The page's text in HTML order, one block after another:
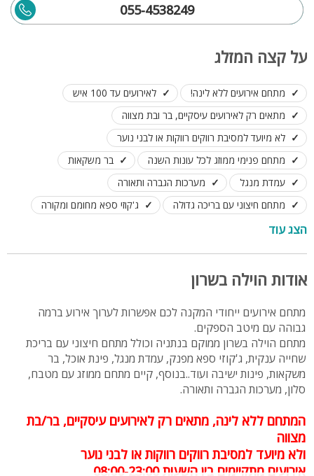
055-4538249
על קצה המזלג
מתחם אירועים ללא לינה!
לאירועים עד 100 איש
מתאים רק לאירועים עיסקיים, בר ובת מצווה
לא מיועד למסיבת רווקים רווקות או לבני נוער
מתחם פנימי ממוזג לכל עונות השנה
בר משקאות
עמדת מנגל
מערכות הגברה ותאורה
מתחם חיצוני עם בריכה גדולה
ג'קוזי ספא מחומם ומקורה
שולחנות וכיסאותהצג עוד
אודות הוילה בשרון
מתחם אירועים ייחודי המקנה לכם אפשרות לערוך אירוע ברמה
גבוהה עם מיטב הספקים.
מתחם הוילה בשרון ממוקם בנתניה וכולל מתחם חיצוני עם בריכת
שחייה ענקית, ג'קוזי ספא מפנק, עמדת מנגל, פינת אוכל, בר
משקאות, פינות ישיבה ועוד..בנוסף, קיים מתחם ממוזג עם מטבח,
סלון, מערכות הגברה ותאורה.
המתחם ללא לינה, מתאים רק לאירועים עיסקיים, בר/בת
מצווה
ולא מיועד למסיבת רווקים רווקות או לבני נוער
אירועים מתקיימים בין השעות 08:00-23:00